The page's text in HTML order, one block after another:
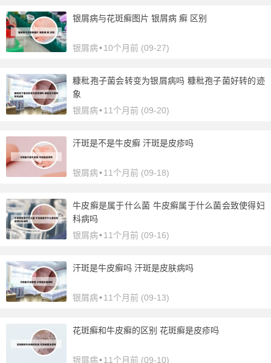
银屑病与花斑癣图片 银屑病 癣 区别
银屑病•10个月前 (09-27)
糠秕孢子菌会转变为银屑病吗 糠秕孢子菌好转的迹
象
银屑病•11个月前 (09-20)
汗斑是不是牛皮癣 汗斑是皮疹吗
银屑病•11个月前 (09-18)
牛皮癣是属于什么菌 牛皮癣属于什么菌会致使得妇
科病吗
银屑病•11个月前 (09-16)
汗斑是牛皮癣吗 汗斑是皮肤病吗
银屑病•11个月前 (09-13)
花斑癣和牛皮癣的区别 花斑癣是皮疹吗
银屑病•11个月前 (09-10)